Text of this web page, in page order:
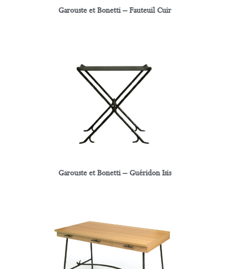
Garouste et Bonetti – Fauteuil Cuir
Garouste et Bonetti – Guéridon Isis